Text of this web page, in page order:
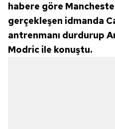
habere göre
gerçekleşen idmanda
antrenmanı durdurup
Modric ile konuştu.